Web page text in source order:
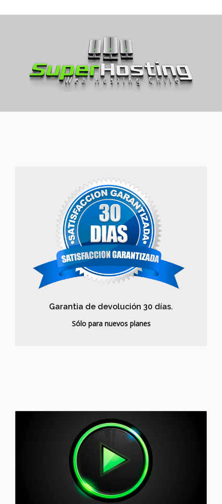
Garantia de devolución 30 días.
Sólo para nuevos planes
Garantia de devolución 30 días.
Sólo para nuevos planes